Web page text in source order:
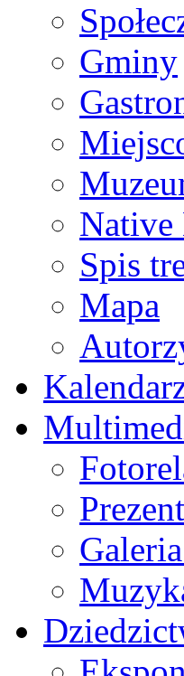
Gminy
Native
Spis
Mapa